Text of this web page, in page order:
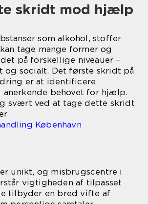
skridt mod hjælp
som alkohol, stoffer
tage mange former og
på forskellige niveauer –
og socialt. Det første skridt på
er at identificere
behovet for hjælp.
svært ved at tage dette skridt
København
unikt, og misbrugscentre i
vigtigheden af tilpasset
tilbyder en bred vifte af